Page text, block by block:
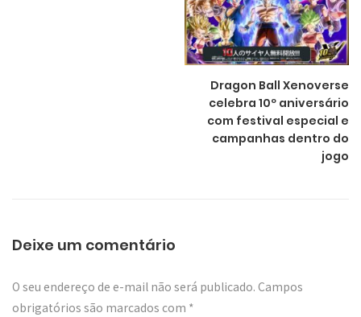
Dragon Ball Xenoverse
celebra 10º aniversário
com festival especial e
campanhas dentro do
jogo
Deixe um comentário
O seu endereço de e-mail não será publicado. Campos
obrigatórios são marcados com *